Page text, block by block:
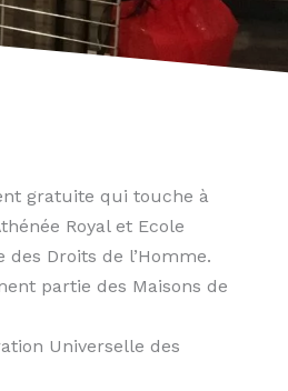
gratuite qui touche à
Royal et Ecole
Droits de l’Homme.
partie des Maisons de
Universelle des